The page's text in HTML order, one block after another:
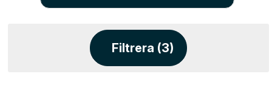
Filtrera (3)